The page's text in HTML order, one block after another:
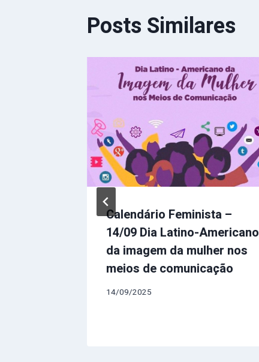
Posts Similares
Calendário Feminista –
14/09 Dia Latino-Americano
da imagem da mulher nos
meios de comunicação
14/09/2025